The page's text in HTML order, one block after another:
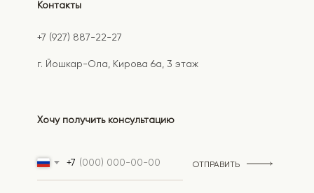
Хочу получить консультацию
+7 ОТПРАВИТЬ
Контакты
+7 (927) 887-22-27
г. Йошкар-Ола, Кирова 6а, 3 этаж